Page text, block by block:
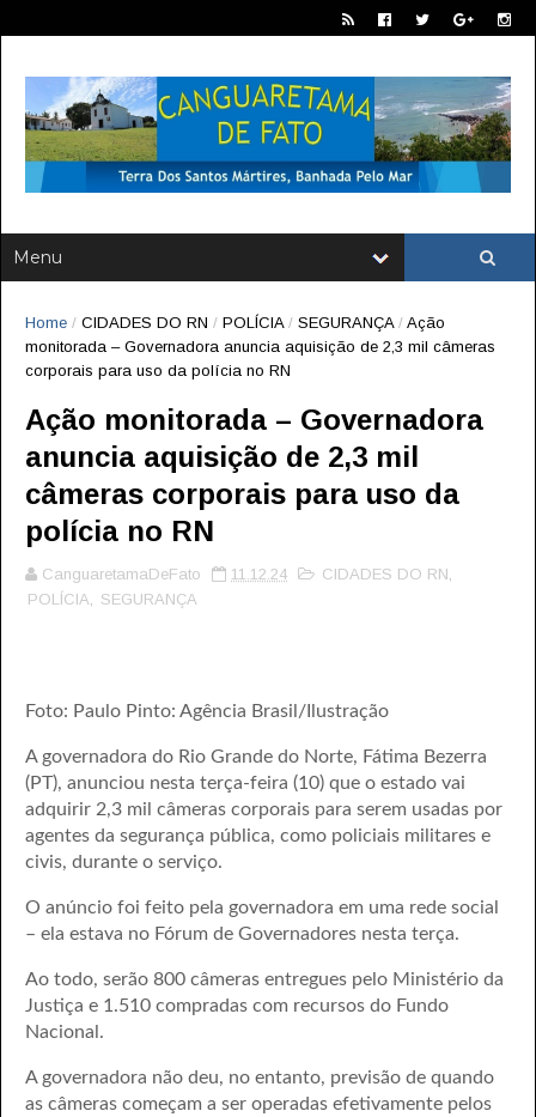
Home / CIDADES DO RN / POLÍCIA / SEGURANÇA / Ação
monitorada – Governadora anuncia aquisição de 2,3 mil câmeras
corporais para uso da polícia no RN
Ação monitorada – Governadora
anuncia aquisição de 2,3 mil
câmeras corporais para uso da
polícia no RN
CanguaretamaDeFato 11.12.24 CIDADES DO RN,
POLÍCIA, SEGURANÇA
Foto: Paulo Pinto: Agência Brasil/Ilustração
A governadora do Rio Grande do Norte, Fátima Bezerra
(PT), anunciou nesta terça-feira (10) que o estado vai
adquirir 2,3 mil câmeras corporais para serem usadas por
agentes da segurança pública, como policiais militares e
civis, durante o serviço.
O anúncio foi feito pela governadora em uma rede social
– ela estava no Fórum de Governadores nesta terça.
Ao todo, serão 800 câmeras entregues pelo Ministério da
Justiça e 1.510 compradas com recursos do Fundo
Nacional.
A governadora não deu, no entanto, previsão de quando
as câmeras começam a ser operadas efetivamente pelos